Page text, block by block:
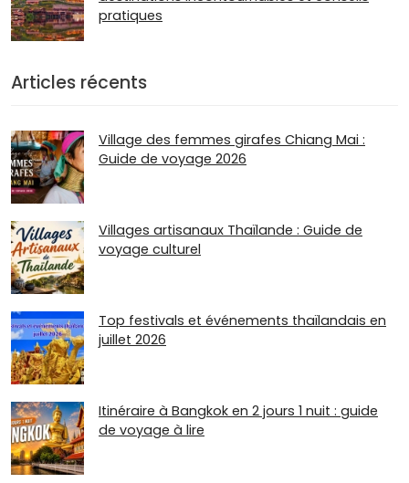
pratiques
Articles récents
Village des femmes girafes Chiang Mai :
Guide de voyage 2026
Villages artisanaux Thaïlande : Guide de
voyage culturel
Top festivals et événements thaïlandais en
juillet 2026
Itinéraire à Bangkok en 2 jours 1 nuit : guide
de voyage à lire